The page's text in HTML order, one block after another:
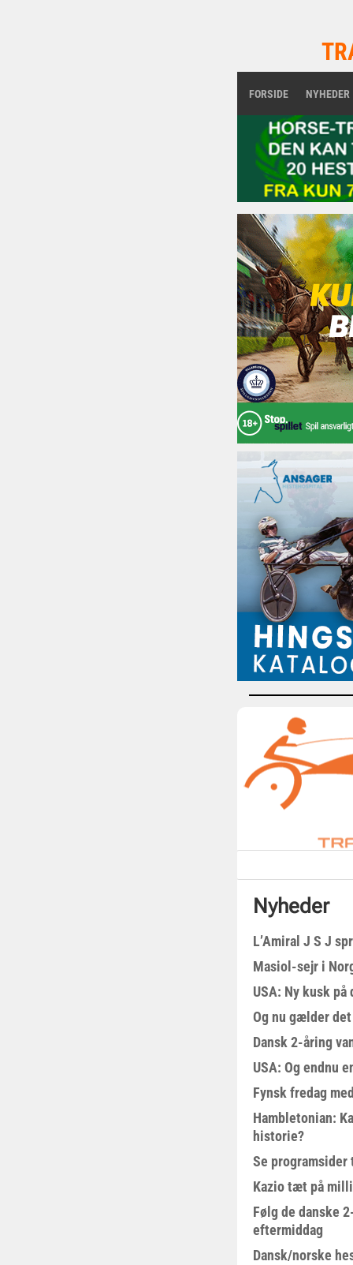
FORSIDE NYHEDER
Nyheder
L’Amiral J S J
Masiol-sejr i
USA: Ny kusk på
Og nu gælder
Dansk 2-åring
USA: Og endnu
Fynsk fredag
Hambletonian:
historie?
Se
Kazio tæt på
Følg de danske
eftermiddag
Dansk/norske